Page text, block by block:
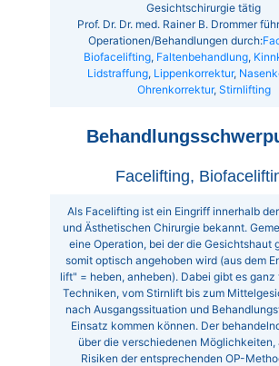
Gesichtschirurgie tätig
Prof. Dr. Dr. med. Rainer B. Drommer
Operationen/Behandlungen durch:
Biofacelifting, Faltenbehandlung,
Lidstraffung, Lippenkorrektur,
Ohrenkorrektur, Stirnlifting
Facelifting,
Als Facelifting ist ein Eingriff innerhalb
und Ästhetischen Chirurgie bekannt.
eine Operation, bei der die Gesichtshaut
somit optisch angehoben wird (aus dem
lift" = heben, anheben). Dabei gibt es
Techniken, vom Stirnlift bis zum
nach Ausgangssituation und
Einsatz kommen können. Der
über die verschiedenen Möglichkeiten,
Risiken der entsprechenden OP-